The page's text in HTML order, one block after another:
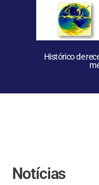
Histórico de
Notícias